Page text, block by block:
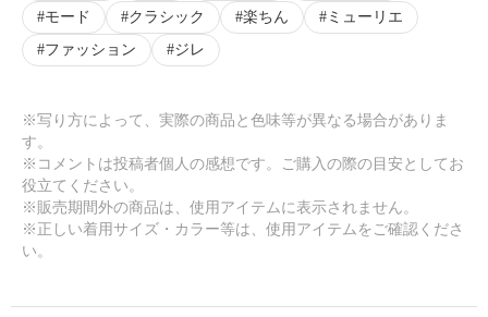
モード
クラシック 楽ちん
ミューリエ
ファッション
ジレ
※写り方によって、実際の商品と色味等が異なる場合がありま
す。
※コメントは投稿者個人の感想です。ご購入の際の目安としてお
役立てください。
※販売期間外の商品は、使用アイテムに表示されません。
※正しい着用サイズ・カラー等は、使用アイテムをご確認くださ
い。